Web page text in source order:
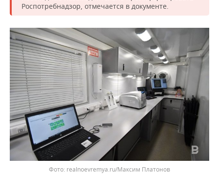
Роспотребнадзор, отмечается в документе.
Фото: realnoevremya.ru/Максим Платонов